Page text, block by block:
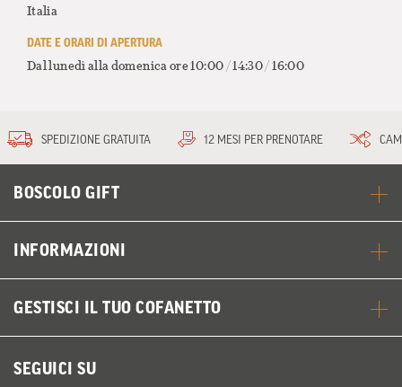
Italia
DATE E ORARI DI APERTURA
Dal lunedì alla domenica ore 10:00 / 14:30 / 16:00
SPEDIZIONE GRATUITA 12 MESI PER PRENOTARE
BOSCOLO GIFT
INFORMAZIONI
GESTISCI IL TUO COFANETTO
SEGUICI SU